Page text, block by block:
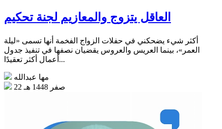
العاقل يتزوج والمعازيم لجنة تحكيم
أكثر شيء يضحكني في حفلات الزواج الفخمة أنها تسمى «ليلة
العمر»، بينما العريس والعروس يقضيان نصفها في تنفيذ جدول
أعمال أكثر تعقيدًا...
مها عبدالله
22 صفر 1448 هـ